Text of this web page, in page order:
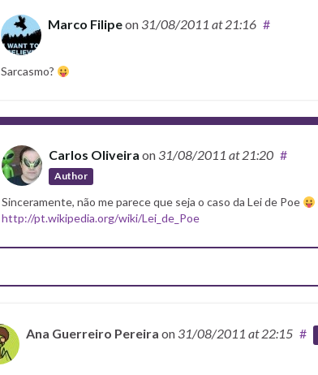
Marco Filipeon 31/08/2011 at 21:16 #
Sarcasmo?
Carlos Oliveira on 31/08/2011 at 21:20
Author
#
Sinceramente, não me parece que seja o caso da Lei de Poe
http://pt.wikipedia.org/wiki/Lei_de_Poe
Ana Guerreiro Pereira on 31/08/2011 at 22:15 #